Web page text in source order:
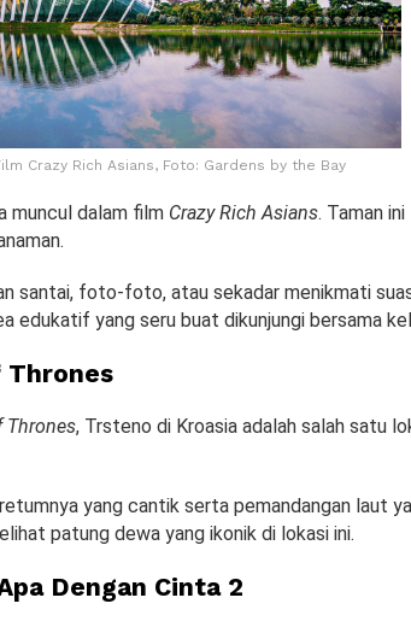
Crazy Rich Asians, Foto: Gardens by the Bay
muncul dalam film Crazy Rich Asians. Taman ini
santai, foto-foto, atau sekadar menikmati
edukatif yang seru buat dikunjungi bersama
Thrones
Thrones, Trsteno di Kroasia adalah salah satu
yang cantik serta pemandangan laut
patung dewa yang ikonik di lokasi ini.
Dengan Cinta 2